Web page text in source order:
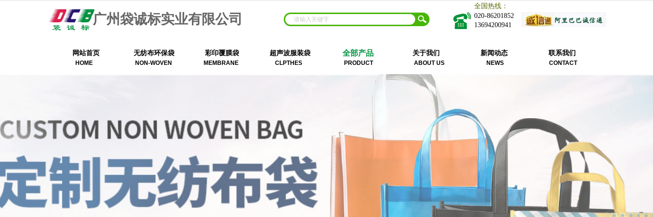
全国热线：
广州袋诚标实业有限公司
020-86201852
13694200941
网站首页 无纺布环保袋 彩印覆膜袋 超声波服装袋 全部产品 关于我们 新闻动态 联系我们
CONTACT
NON-WOVEN NEWS
PRODUCT
HOME CLPTHES
MEMBRANE ABOUT US